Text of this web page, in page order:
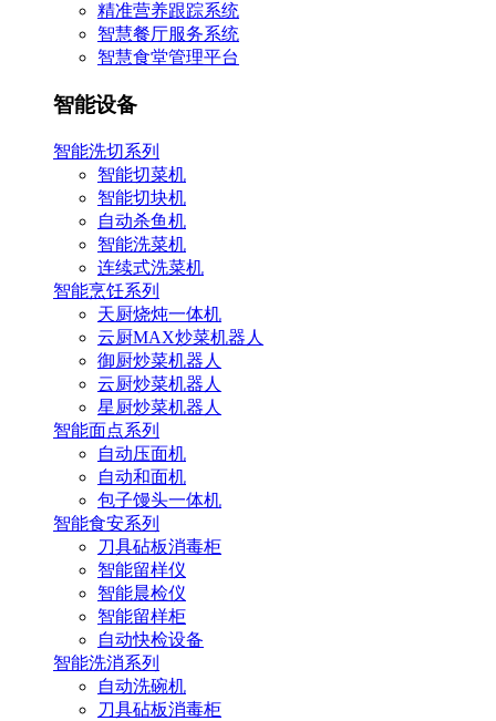
精准营养跟踪系统
智慧餐厅服务系统
智慧食堂管理平台
智能设备
智能洗切系列
智能切菜机
智能切块机
自动杀鱼机
智能洗菜机
连续式洗菜机
智能烹饪系列
天厨烧炖一体机
云厨MAX炒菜机器人
御厨炒菜机器人
云厨炒菜机器人
星厨炒菜机器人
智能面点系列
自动压面机
自动和面机
包子馒头一体机
智能食安系列
刀具砧板消毒柜
智能留样仪
智能晨检仪
智能留样柜
自动快检设备
智能洗消系列
自动洗碗机
刀具砧板消毒柜